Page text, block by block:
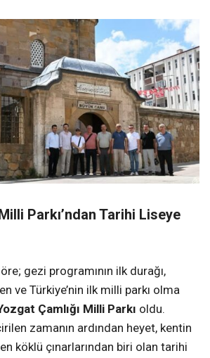
Parkı’ndan Tarihi Liseye
gezi programının ilk durağı,
ve Türkiye’nin ilk milli parkı olma
Çamlığı Milli Parkı oldu.
zamanın ardından heyet, kentin
köklü çınarlarından biri olan tarihi